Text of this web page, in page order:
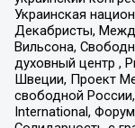
Украинская
Декабристы,
Вильсона,
духовный центр ,
Швеции, Проект
свободной
International,